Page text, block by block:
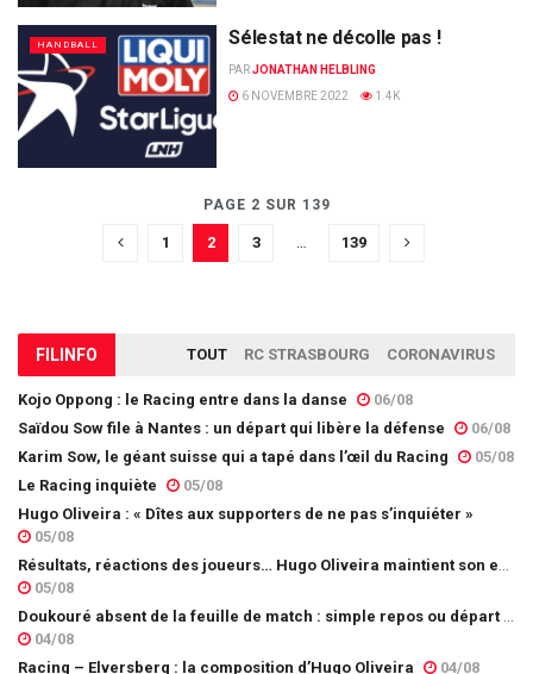
HANDBALL Sélestat ne décolle pas !
PARJONATHAN HELBLING
6 NOVEMBRE 2022
1.4K
PAGE 2 SUR 139
1 2 3 139
FIL INFO TOUT RC STRASBOURG CORONAVIRUS
Kojo Oppong : le Racing entre dans la danse
06/08
Saïdou Sow file à Nantes : un départ qui libère la défense
06/08
Karim Sow, le géant suisse qui a tapé dans l’œil du Racing
05/08
Le Racing inquiète
05/08
Hugo Oliveira : « Dîtes aux supporters de ne pas s’inquiéter »
05/08
05/08
04/08
Racing – Elversberg : la composition d’Hugo Oliveira
04/08